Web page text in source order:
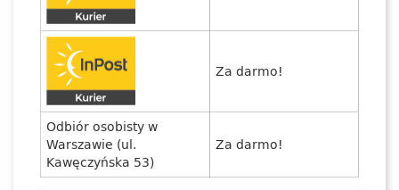
Za darmo!
Odbiór osobisty w
Warszawie (ul.
Kawęczyńska 53)
Za darmo!